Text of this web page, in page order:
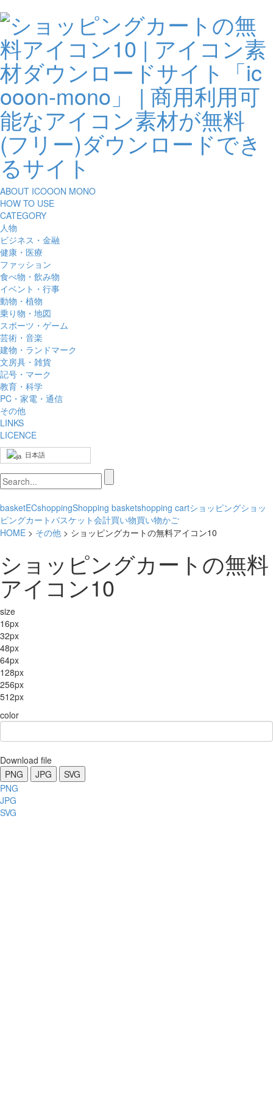
ABOUT ICOOON MONO
HOW TO USE
CATEGORY
人物
ビジネス・金融
健康・医療
ファッション
食べ物・飲み物
イベント・行事
動物・植物
乗り物・地図
スポーツ・ゲーム
芸術・音楽
建物・ランドマーク
文房具・雑貨
記号・マーク
教育・科学
PC・家電・通信
その他
LINKS
LICENCE
日本語
basketECshoppingShopping basketshopping cartショッピングショッ
ピングカートバスケット会計買い物買い物かご
HOME > その他 > ショッピングカートの無料アイコン10
ショッピングカートの無料
アイコン10
size
16px
32px
48px
64px
128px
256px
512px
color
Download file
PNG
JPG
SVG
PNG
JPG
SVG